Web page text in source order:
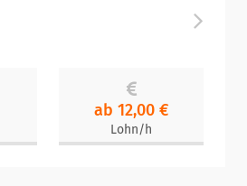
ab 12,00 €
Lohn/h